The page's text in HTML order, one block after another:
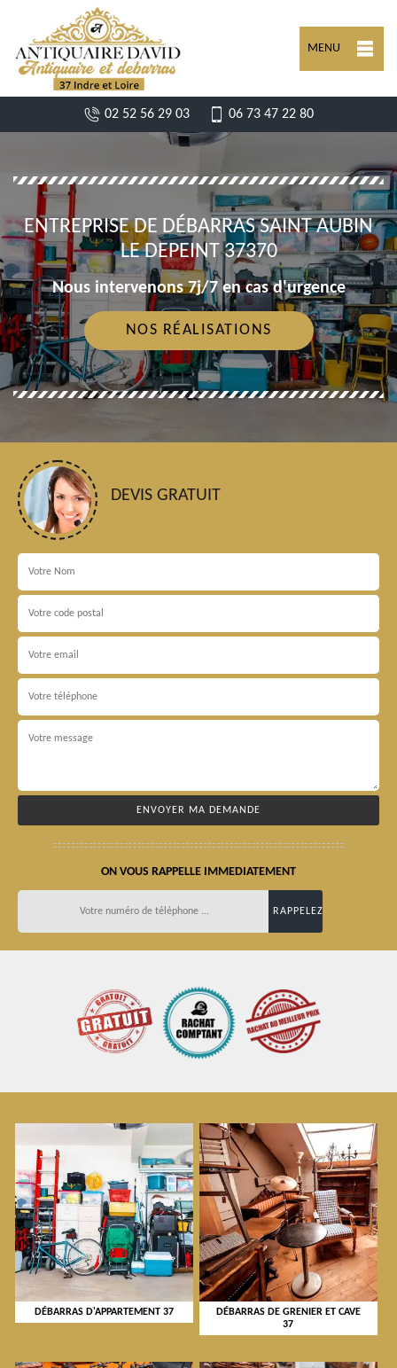
MENU
02 52 56 29 03 06 73 47 22 80
ENTREPRISE DE DÉBARRAS SAINT AUBIN
LE DEPEINT 37370
Nous intervenons 7j/7 en cas d'urgence
NOS RÉALISATIONS
DEVIS GRATUIT
ON VOUS RAPPELLE IMMEDIATEMENT
DÉBARRAS D'APPARTEMENT 37
DÉBARRAS DE GRENIER ET CAVE
37